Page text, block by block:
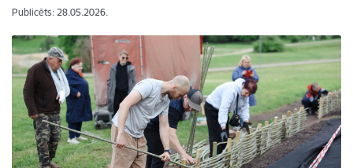
Publicēts: 28.05.2026.